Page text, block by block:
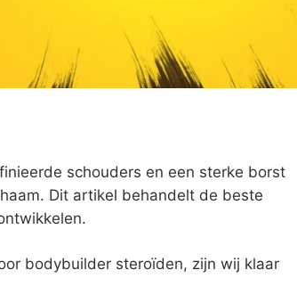
schouders en een sterke borst
Dit artikel behandelt de beste
bodybuilder steroïden, zijn wij klaar